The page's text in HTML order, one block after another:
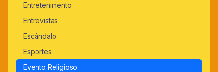
Entretenimento
Entrevistas
Escândalo
Esportes
Evento Religioso